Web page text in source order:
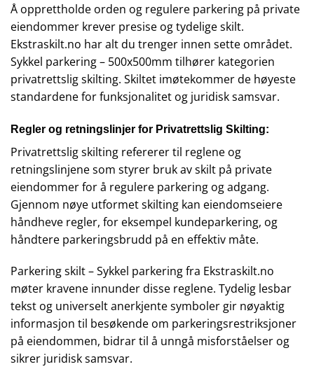
Å opprettholde orden og regulere parkering på private
eiendommer krever presise og tydelige skilt.
Ekstraskilt.no har alt du trenger innen sette området.
Sykkel parkering – 500x500mm tilhører kategorien
privatrettslig skilting. Skiltet imøtekommer de høyeste
standardene for funksjonalitet og juridisk samsvar.
Regler og retningslinjer for Privatrettslig Skilting:
Privatrettslig skilting refererer til reglene og
retningslinjene som styrer bruk av skilt på private
eiendommer for å regulere parkering og adgang.
Gjennom nøye utformet skilting kan eiendomseiere
håndheve regler, for eksempel kundeparkering, og
håndtere parkeringsbrudd på en effektiv måte.
Parkering skilt – Sykkel parkering fra Ekstraskilt.no
møter kravene innunder disse reglene. Tydelig lesbar
tekst og universelt anerkjente symboler gir nøyaktig
informasjon til besøkende om parkeringsrestriksjoner
på eiendommen, bidrar til å unngå misforståelser og
sikrer juridisk samsvar.